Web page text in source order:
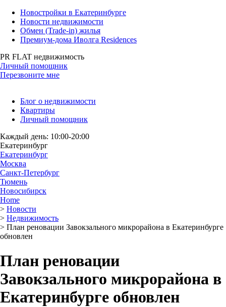
Новостройки в Екатеринбурге
Новости недвижимости
Обмен (Trade-in) жилья
Премиум-дома Иволга Residences
PR FLAT недвижимость
Личный помощник
Перезвоните мне
Блог о недвижимости
Квартиры
Личный помощник
Каждый день: 10:00-20:00
Екатеринбург
Екатеринбург
Москва
Санкт-Петербург
Тюмень
Новосибирск
Home
> Новости
> Недвижимость
> План реновации Завокзального микрорайона в Екатеринбурге
обновлен
План реновации
Завокзального микрорайона в
Екатеринбурге обновлен